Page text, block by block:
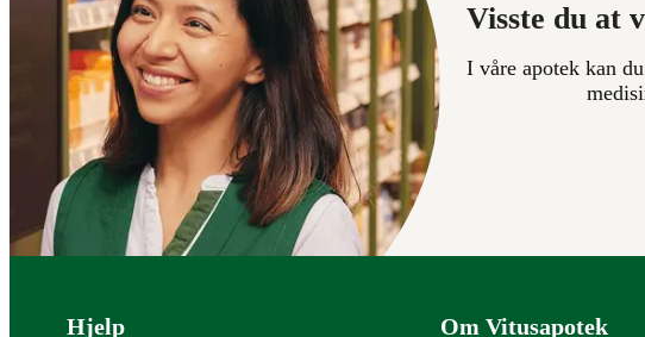
Visste du at
I våre apotek kan
Bunntekst
Hjelp Om Vitusapotek